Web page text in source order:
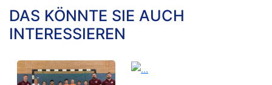
DAS KÖNNTE SIE AUCH
INTERESSIEREN